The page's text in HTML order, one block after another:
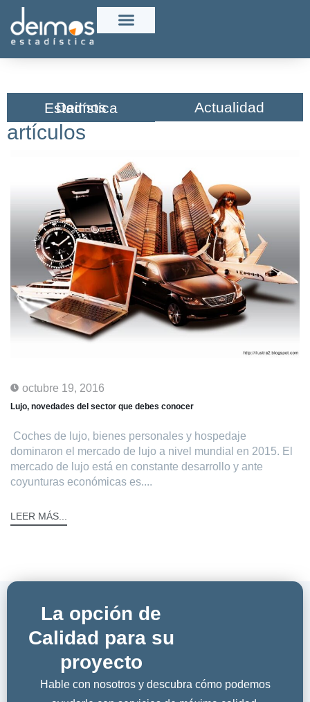
Deimos Estadística​ Actualidad
artículos
octubre 19, 2016
Lujo, novedades del sector que debes conocer
Coches de lujo, bienes personales y hospedaje
dominaron el mercado de lujo a nivel mundial en 2015. El
mercado de lujo está en constante desarrollo y ante
coyunturas económicas es....
LEER MÁS...
La opción de
Calidad para su
proyecto
Hable con nosotros y descubra cómo podemos